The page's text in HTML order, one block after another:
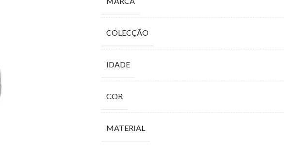
COLECÇÃO
IDADE
COR
MATERIAL